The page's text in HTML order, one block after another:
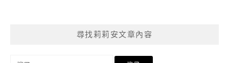
尋找莉莉安文章內容